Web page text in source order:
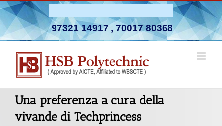
Skip
to
content
97321 14917, 70017 80368
Una preferenza a cura della
vivande di Techprincess